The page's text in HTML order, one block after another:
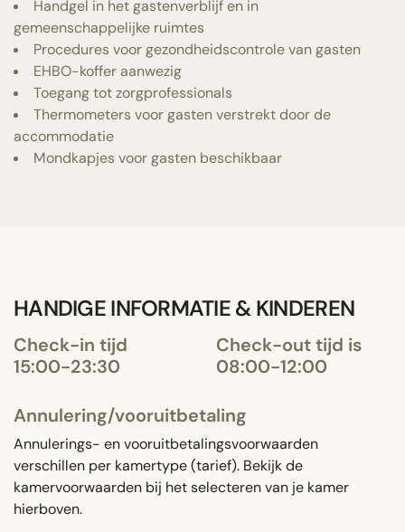
Handgel in het gastenverblijf en in
gemeenschappelijke ruimtes
Procedures voor gezondheidscontrole van gasten
EHBO-koffer aanwezig
Toegang tot zorgprofessionals
Thermometers voor gasten verstrekt door de
accommodatie
Mondkapjes voor gasten beschikbaar
HANDIGE INFORMATIE & KINDEREN
Check-in tijd
15:00-23:30
Check-out tijd is
08:00-12:00
Annulering/vooruitbetaling
Annulerings- en vooruitbetalingsvoorwaarden
verschillen per kamertype (tarief). Bekijk de
kamervoorwaarden bij het selecteren van je kamer
hierboven.